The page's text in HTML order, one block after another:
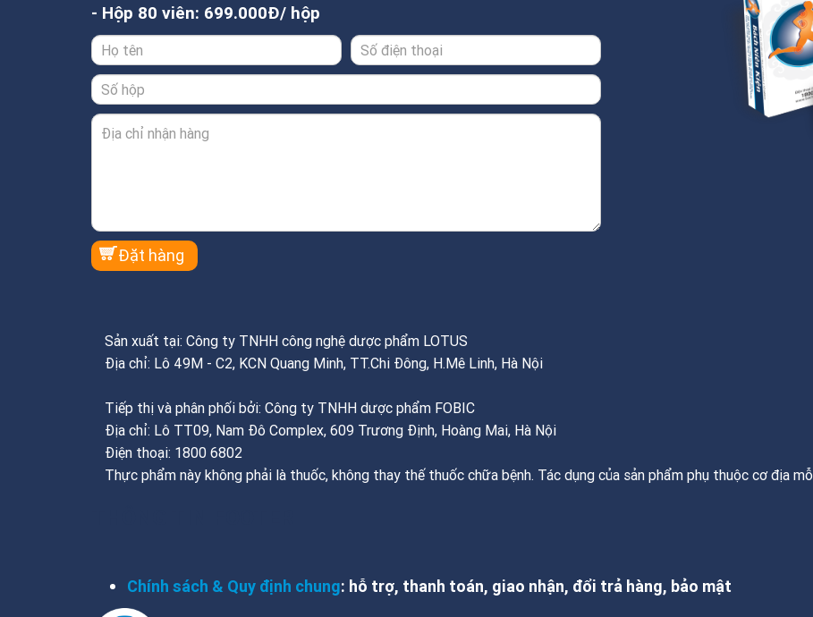
- Hộp 80 viên: 699.000Đ/ hộp
Sản xuất tại: Công ty TNHH công nghệ dược phẩm LOTUS
Địa chỉ: Lô 49M - C2, KCN Quang Minh, TT.Chi Đông, H.Mê Linh, Hà Nội
Tiếp thị và phân phối bởi: Công ty TNHH dược phẩm FOBIC
Địa chỉ: Lô TT09, Nam Đô Complex, 609 Trương Định, Hoàng Mai, Hà Nội
Điện thoại: 1800 6802
Thực phẩm này không phải là thuốc, không thay thế thuốc chữa bệnh. Tác dụng của sản phẩm phụ thuộc cơ địa
Chính sách & Quy định chung: hỗ trợ, thanh toán, giao nhận, đổi trả hàng, bảo mật